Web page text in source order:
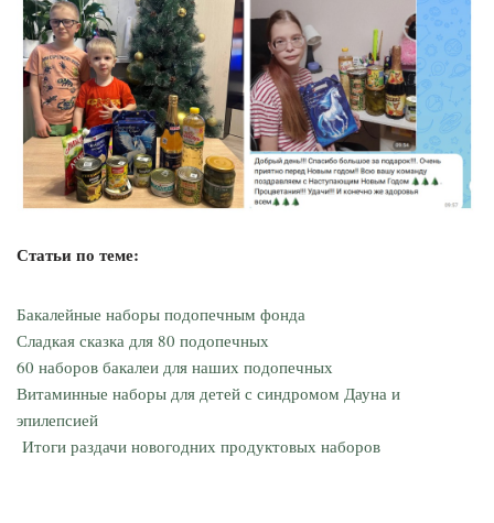
Статьи по теме:
Бакалейные наборы подопечным фонда
Сладкая сказка для 80 подопечных
60 наборов бакалеи для наших подопечных
Витаминные наборы для детей с синдромом Дауна и
эпилепсией
Итоги раздачи новогодних продуктовых наборов